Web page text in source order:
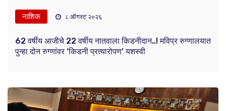
नाशिक ८ ऑगस्ट २०२६
62 वर्षीय आजीचे 22 वर्षीय नातवाला किडनीदान..! मविप्र रुग्णालयात
पुन्हा दोन रुग्णांवर ‘किडनी प्रत्यारोपण’ यशस्वी